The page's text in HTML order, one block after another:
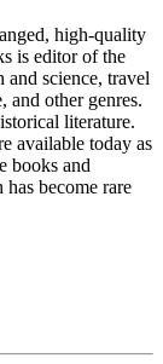
high-quality
is editor of the
and science, travel
and other genres.
literature.
available today as
books and
become rare